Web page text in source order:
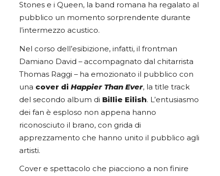
Stones e i Queen, la band romana ha regalato al
pubblico un momento sorprendente durante
l’intermezzo acustico.
Nel corso dell’esibizione, infatti, il frontman
Damiano David – accompagnato dal chitarrista
Thomas Raggi – ha emozionato il pubblico con
una cover di Happier Than Ever, la title track
del secondo album di Billie Eilish. L’entusiasmo
dei fan è esploso non appena hanno
riconosciuto il brano, con grida di
apprezzamento che hanno unito il pubblico agli
artisti.
Cover e spettacolo che piacciono a non finire